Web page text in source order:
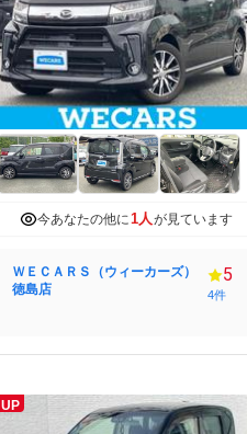
今あなたの他に1人が見ています
ＷＥＣＡＲＳ（ウィーカーズ）
徳島店
5
4件
UP